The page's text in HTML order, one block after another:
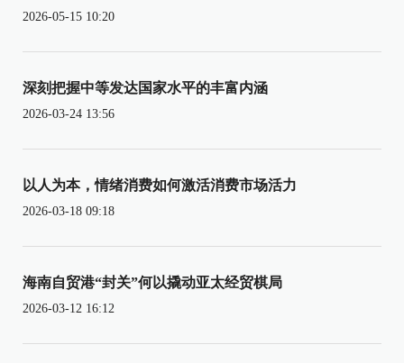
2026-05-15 10:20
深刻把握中等发达国家水平的丰富内涵
2026-03-24 13:56
以人为本，情绪消费如何激活消费市场活力
2026-03-18 09:18
海南自贸港“封关”何以撬动亚太经贸棋局
2026-03-12 16:12